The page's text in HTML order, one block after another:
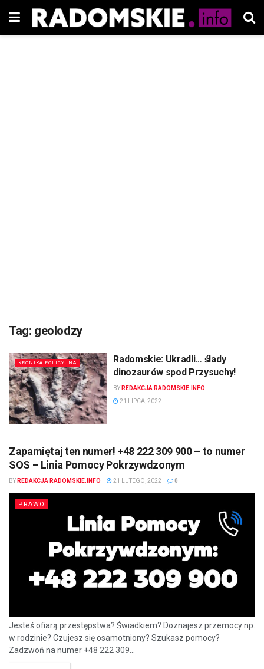
Tag: geolodzy
KRONIKA POLICYJNA
Radomskie: Ukradli… ślady
dinozaurów spod Przysuchy!
BY REDAKCJA RADOMSKIE.INFO
21 LIPCA, 2022
Zapamiętaj ten numer! +48 222 309 900 – to numer
SOS – Linia Pomocy Pokrzywdzonym
BY REDAKCJA RADOMSKIE.INFO 21 LUTEGO, 2022 0
PRAWO
Jesteś ofiarą przestępstwa? Świadkiem? Doznajesz przemocy np.
w rodzinie? Czujesz się osamotniony? Szukasz pomocy?
Zadzwoń na numer +48 222 309...